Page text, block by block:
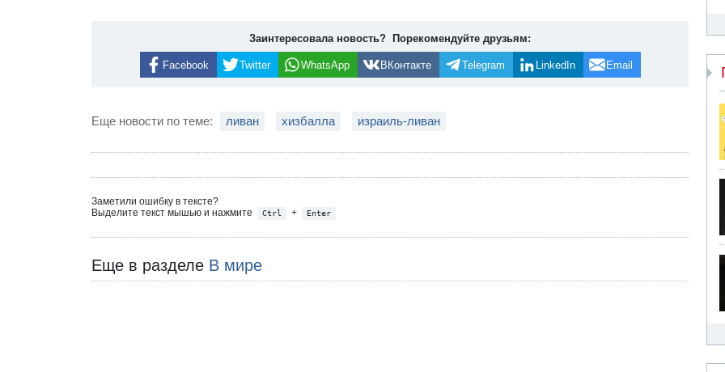
Заинтересовала новость? Порекомендуйте друзьям:
Facebook Twitter WhatsApp ВКонтакте Telegram LinkedIn Email
Еще новости по теме: ливан хизбалла израиль-ливан
Заметили ошибку в тексте?
Выделите текст мышью и нажмите
Ctrl + Enter
Еще в разделе В мире